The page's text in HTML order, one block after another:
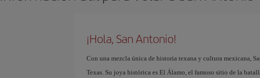
¡Hola, San Antonio!
Con una mezcla única de historia texana y cultura mexicana,
Texas. Su joya histórica es El Álamo, el famoso sitio de la